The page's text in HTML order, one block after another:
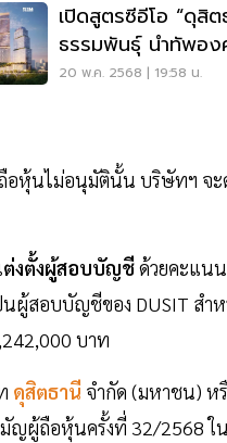
เปิดสูตรซีอีโอ “ดุสิ
ธรรมพันธุ์ นำทัพอ
นิวแชปเตอร์
20 พ.ค. 2568 | 19:58 น.
อหุ้นไม่อนุมัตินั้น บริษัทฯ จ
ต่งตั้งผู้สอบบัญชีด้วยคะแน
นผู้สอบบัญชีของ DUSIT ส
บาท
ดุสิตธานี จำกัด (มหาชน) ห
ญผู้ถือหุ้นครั้งที่ 32/2568